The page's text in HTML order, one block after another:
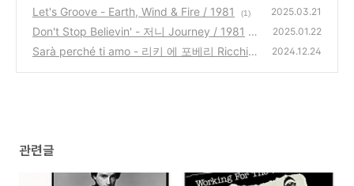
boy / 1981
(7)
Let's Groove - Earth, Wind & Fire / 1981 (1) 2025.03.21
Don't Stop Believin' - 저니 Journey / 1981
(3)
2025.01.22
Sarà perché ti amo - 리키 에 포베리 Ricchi e
2024.12.24
관련글